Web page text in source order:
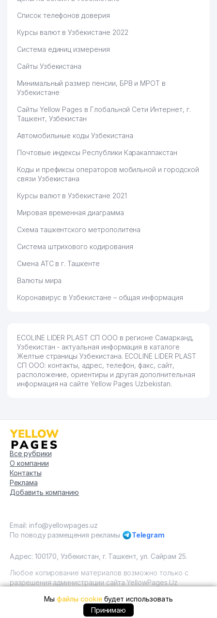
Список телефонов доверия
Курсы валют в Узбекистане 2022
Система единиц измерения
Сайты Узбекистана
Минимальный размер пенсии, БРВ и МРОТ в
Узбекистане
Сайты Yellow Pages в Глобальной Сети Интернет, г.
Ташкент, Узбекистан
Автомобильные коды Узбекистана
Почтовые индексы Республики Каракалпакстан
Коды и префиксы операторов мобильной и городской
связи Узбекистана
Курсы валют в Узбекистане 2021
Мировая временная диаграмма
Схема ташкентского метрополитена
Система штрихового кодирования
Смена АТС в г. Ташкенте
Валюты мира
Коронавирус в Узбекистане – общая информация
ECOLINE LIDER PLAST СП ООО в регионе Самарканд,
Узбекистан - актуальная информация в каталоге
Желтые страницы Узбекистана. ECOLINE LIDER PLAST
СП ООО: контакты, адрес, телефон, факс, сайт,
расположение, ориентиры и другая дополнительная
информация на сайте Yellow Pages Uzbekistan.
+99890 ... позвонить
Все рубрики
О компании
Контакты
Реклама
Добавить компанию
Email: info@yellowpages.uz
По поводу размещения рекламы
Telegram
Адрес: 100170, Узбекистан, г. Ташкент, ул. Сайрам 25.
Любое копирование материалов возможно только с
разрешения администрации сайта YellowPages.Uz
Copyright © Yellow Pages Uzbekistan, 2009 - 2026 / ООО
"Yellow Pages". Все права защищены All rights reserved.
Мыфайлы cookieбудет использовать
Принимаю